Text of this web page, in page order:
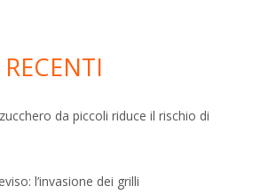
da piccoli riduce il rischio di
l’invasione dei grilli